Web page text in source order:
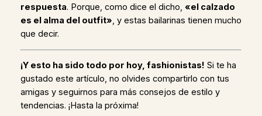
respuesta. Porque, como dice el dicho, «el calzado
es el alma del outfit», y estas bailarinas tienen mucho
que decir.
¡Y esto ha sido todo por hoy, fashionistas! Si te ha
gustado este artículo, no olvides compartirlo con tus
amigas y seguirnos para más consejos de estilo y
tendencias. ¡Hasta la próxima!